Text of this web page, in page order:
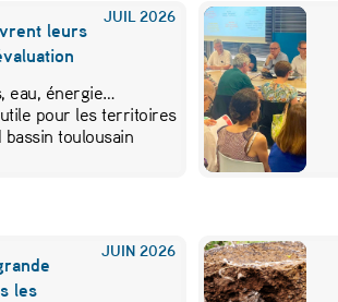
JUIL 2026
leurs
eau, énergie…
pour les territoires
toulousain
JUIN 2026
les